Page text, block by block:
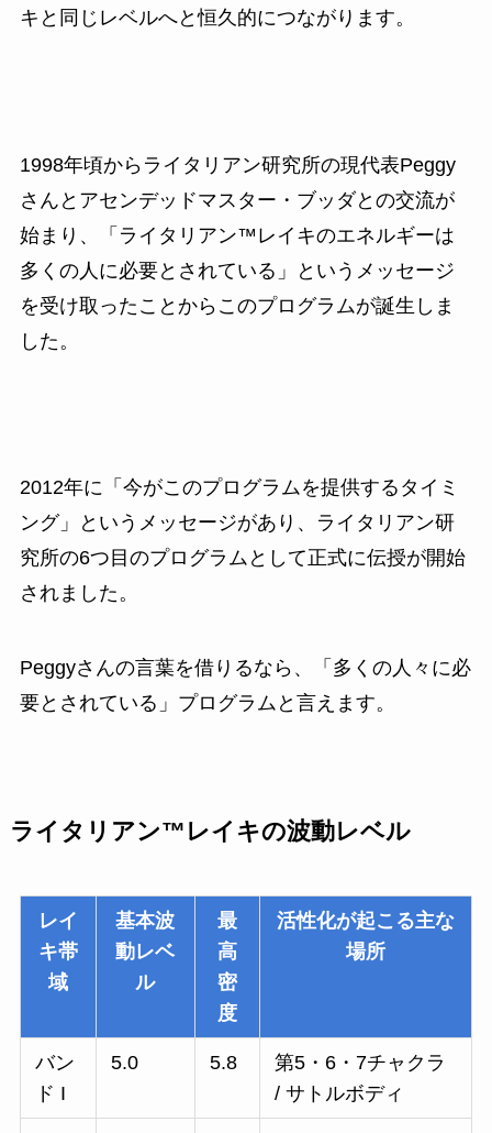
キと同じレベルへと恒久的につながります。
1998年頃からライタリアン研究所の現代表Peggy
さんとアセンデッドマスター・ブッダとの交流が
始まり、「ライタリアン™レイキのエネルギーは
多くの人に必要とされている」というメッセージ
を受け取ったことからこのプログラムが誕生しま
した。
2012年に「今がこのプログラムを提供するタイミ
ング」というメッセージがあり、ライタリアン研
究所の6つ目のプログラムとして正式に伝授が開始
されました。
Peggyさんの言葉を借りるなら、「多くの人々に必
要とされている」プログラムと言えます。
ライタリアン™レイキの波動レベル
レイ
キ帯
域
基本波
動レベ
ル
最
高
密
度
活性化が起こる主な
場所
バン
ド I
5.0 5.8
第5・6・7チャクラ
/ サトルボディ